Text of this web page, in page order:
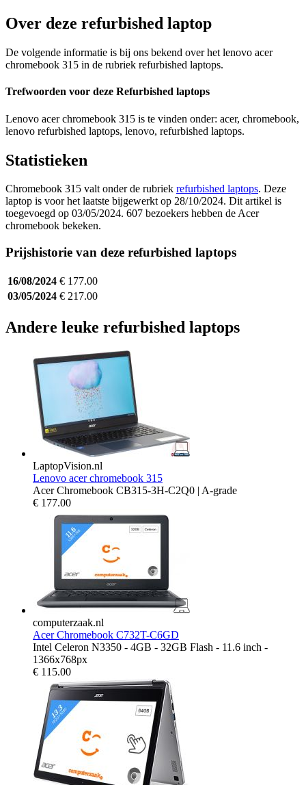
Over deze refurbished laptop
De volgende informatie is bij ons bekend over het lenovo acer
chromebook 315 in de rubriek refurbished laptops.
Trefwoorden voor deze Refurbished laptops
Lenovo acer chromebook 315 is te vinden onder: acer, chromebook,
lenovo refurbished laptops, lenovo, refurbished laptops.
Statistieken
Chromebook 315 valt onder de rubriek refurbished laptops. Deze
laptop is voor het laatste bijgewerkt op 28/10/2024. Dit artikel is
toegevoegd op 03/05/2024. 607 bezoekers hebben de Acer
chromebook bekeken.
Prijshistorie van deze refurbished laptops
16/08/2024 € 177.00
03/05/2024 € 217.00
Andere leuke refurbished laptops
LaptopVision.nl
Lenovo acer chromebook 315
Acer Chromebook CB315-3H-C2Q0 | A-grade
€ 177.00
computerzaak.nl
Acer Chromebook C732T-C6GD
Intel Celeron N3350 - 4GB - 32GB Flash - 11.6 inch -
1366x768px
€ 115.00